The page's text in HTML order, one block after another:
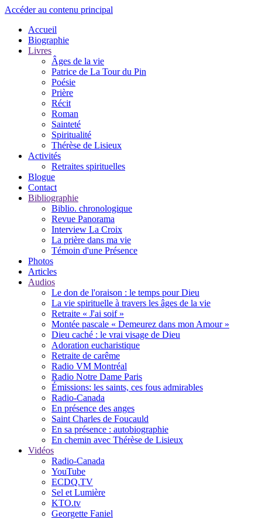
Accéder au contenu principal
Accueil
Biographie
Livres
Âges de la vie
Patrice de La Tour du Pin
Poésie
Prière
Récit
Roman
Sainteté
Spiritualité
Thérèse de Lisieux
Activités
Retraites spirituelles
Blogue
Contact
Bibliographie
Biblio. chronologique
Revue Panorama
Interview La Croix
La prière dans ma vie
Témoin d'une Présence
Photos
Articles
Audios
Le don de l'oraison : le temps pour Dieu
La vie spirituelle à travers les âges de la vie
Retraite « J'ai soif »
Montée pascale « Demeurez dans mon Amour »
Dieu caché : le vrai visage de Dieu
Adoration eucharistique
Retraite de carême
Radio VM Montréal
Radio Notre Dame Paris
Émissions: les saints, ces fous admirables
Radio-Canada
En présence des anges
Saint Charles de Foucauld
En sa présence : autobiographie
En chemin avec Thérèse de Lisieux
Vidéos
Radio-Canada
YouTube
ECDQ.TV
Sel et Lumière
KTO.tv
Georgette Faniel